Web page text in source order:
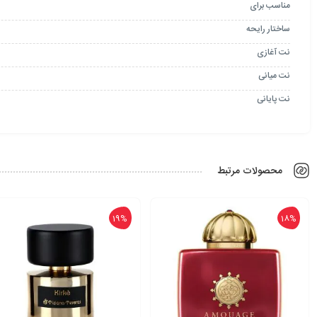
مناسب برای
ساختار رایحه
نت آغازی
نت میانی
نت پایانی
محصولات مرتبط
18%
19%